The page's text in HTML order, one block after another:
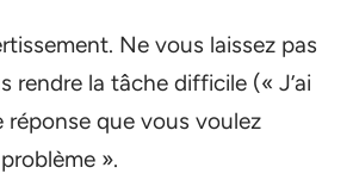
Ne vous laissez pas
rendre la tâche difficile (« J’ai
réponse que vous voulez
».